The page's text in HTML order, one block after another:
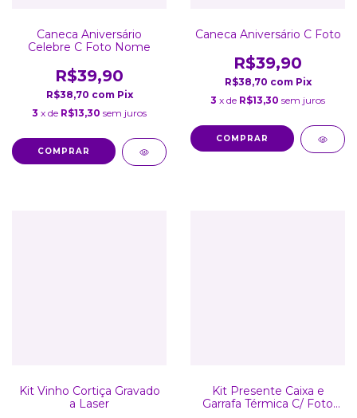
Caneca Aniversário
Celebre C Foto Nome
R$39,90
R$38,70 com Pix
3 x de R$13,30 sem juros
COMPRAR
Caneca Aniversário C Foto
R$39,90
R$38,70 com Pix
3 x de R$13,30 sem juros
COMPRAR
Kit Vinho Cortiça Gravado
a Laser
Kit Presente Caixa e
Garrafa Térmica C/ Foto